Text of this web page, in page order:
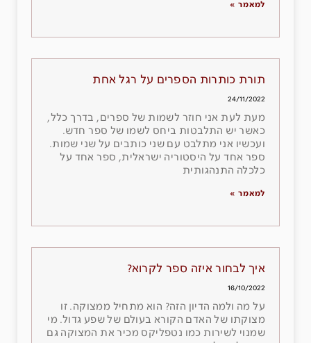
למאמר »
תורת כותרות הספרים על רגל אחת
24/11/2022
מעת לעת אני חוזר לשמות של ספרים, בדרך כלל,
כאשר יש התלבטות ביחס לשמו של ספר חדש.
ועכשיו אני מתלבט עם שני כותבים על שני שמות.
ספר אחד על היסטוריה ישראלית, ספר אחד על
כלכלה התנהגותית
למאמר »
איך לבחור איזה ספר לקרוא?
16/10/2022
על מה ולמה הדיון הזה? הוא מתחיל ממצוקה. זו
מצוקתו של האדם הקורא בעולם של שפע גדול. מי
שמנוי לשירות כמו נטפליקס מכיר את המצוקה גם